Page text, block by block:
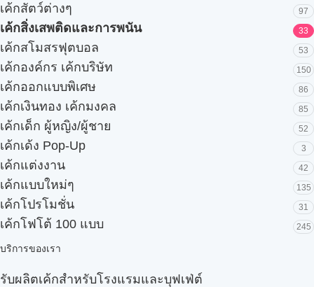
เค้กสัตว์ต่างๆ 97
เค้กสิ่งเสพติดและการพนัน 33
เค้กสโมสรฟุตบอล 53
เค้กองค์กร เค้กบริษัท 150
เค้กออกแบบพิเศษ 86
เค้กเงินทอง เค้กมงคล 85
เค้กเด็ก ผู้หญิง/ผู้ชาย 52
เค้กเด้ง Pop-Up 3
เค้กแต่งงาน 42
เค้กแบบใหม่ๆ 135
เค้กโปรโมชั่น 31
เค้กโฟโต้ 100 แบบ 245
บริการของเรา
รับผลิตเค้กสำหรับโรงแรมและบุฟเฟ่ต์